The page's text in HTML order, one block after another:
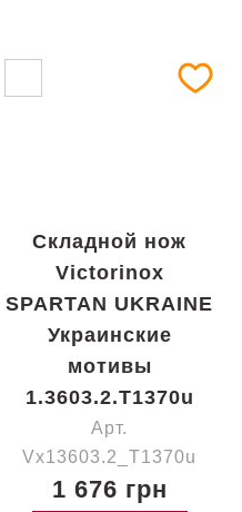
Складной нож
Victorinox
SPARTAN UKRAINE
Украинские
мотивы
1.3603.2.T1370u
Арт.
Vx13603.2_T1370u
1 676 грн